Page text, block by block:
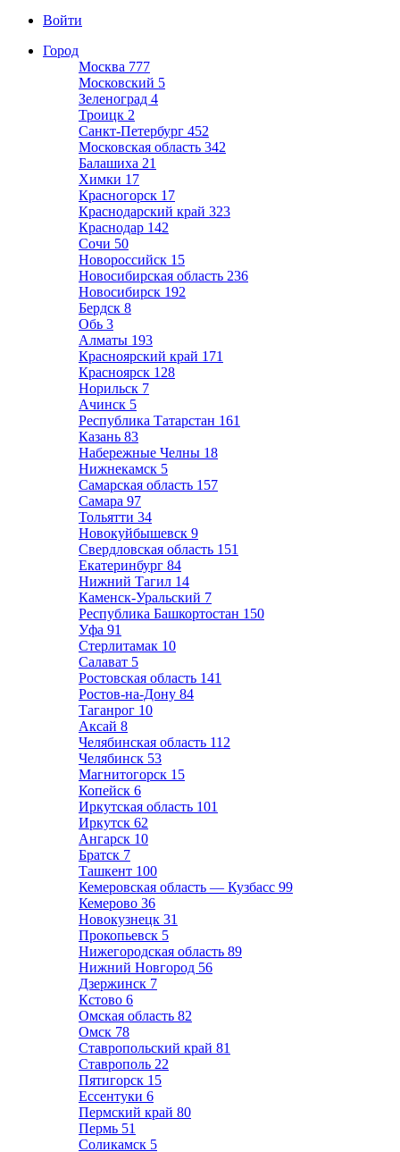
Войти
Город
Москва 777
Московский 5
Зеленоград 4
Троицк 2
Санкт-Петербург 452
Московская область 342
Балашиха 21
Химки 17
Красногорск 17
Краснодарский край 323
Краснодар 142
Сочи 50
Новороссийск 15
Новосибирская область 236
Новосибирск 192
Бердск 8
Обь 3
Алматы 193
Красноярский край 171
Красноярск 128
Норильск 7
Ачинск 5
Республика Татарстан 161
Казань 83
Набережные Челны 18
Нижнекамск 5
Самарская область 157
Самара 97
Тольятти 34
Новокуйбышевск 9
Свердловская область 151
Екатеринбург 84
Нижний Тагил 14
Каменск-Уральский 7
Республика Башкортостан 150
Уфа 91
Стерлитамак 10
Салават 5
Ростовская область 141
Ростов-на-Дону 84
Таганрог 10
Аксай 8
Челябинская область 112
Челябинск 53
Магнитогорск 15
Копейск 6
Иркутская область 101
Иркутск 62
Ангарск 10
Братск 7
Ташкент 100
Кемеровская область — Кузбасс 99
Кемерово 36
Новокузнецк 31
Прокопьевск 5
Нижегородская область 89
Нижний Новгород 56
Дзержинск 7
Кстово 6
Омская область 82
Омск 78
Ставропольский край 81
Ставрополь 22
Пятигорск 15
Ессентуки 6
Пермский край 80
Пермь 51
Соликамск 5